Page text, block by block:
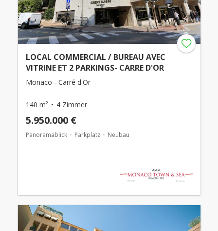
LOCAL COMMERCIAL / BUREAU AVEC
VITRINE ET 2 PARKINGS- CARRE D'OR
Monaco - Carré d'Or
140 m² 4 Zimmer
5.950.000 €
Panoramablick Parkplatz Neubau